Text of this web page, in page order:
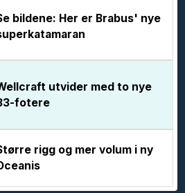
bildene: Her er Brabus' nye
utvider med to nye
fotere
rigg og mer volum i ny